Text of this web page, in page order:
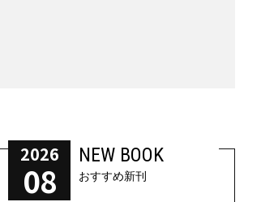
2026
08
NEW BOOK
おすすめ新刊